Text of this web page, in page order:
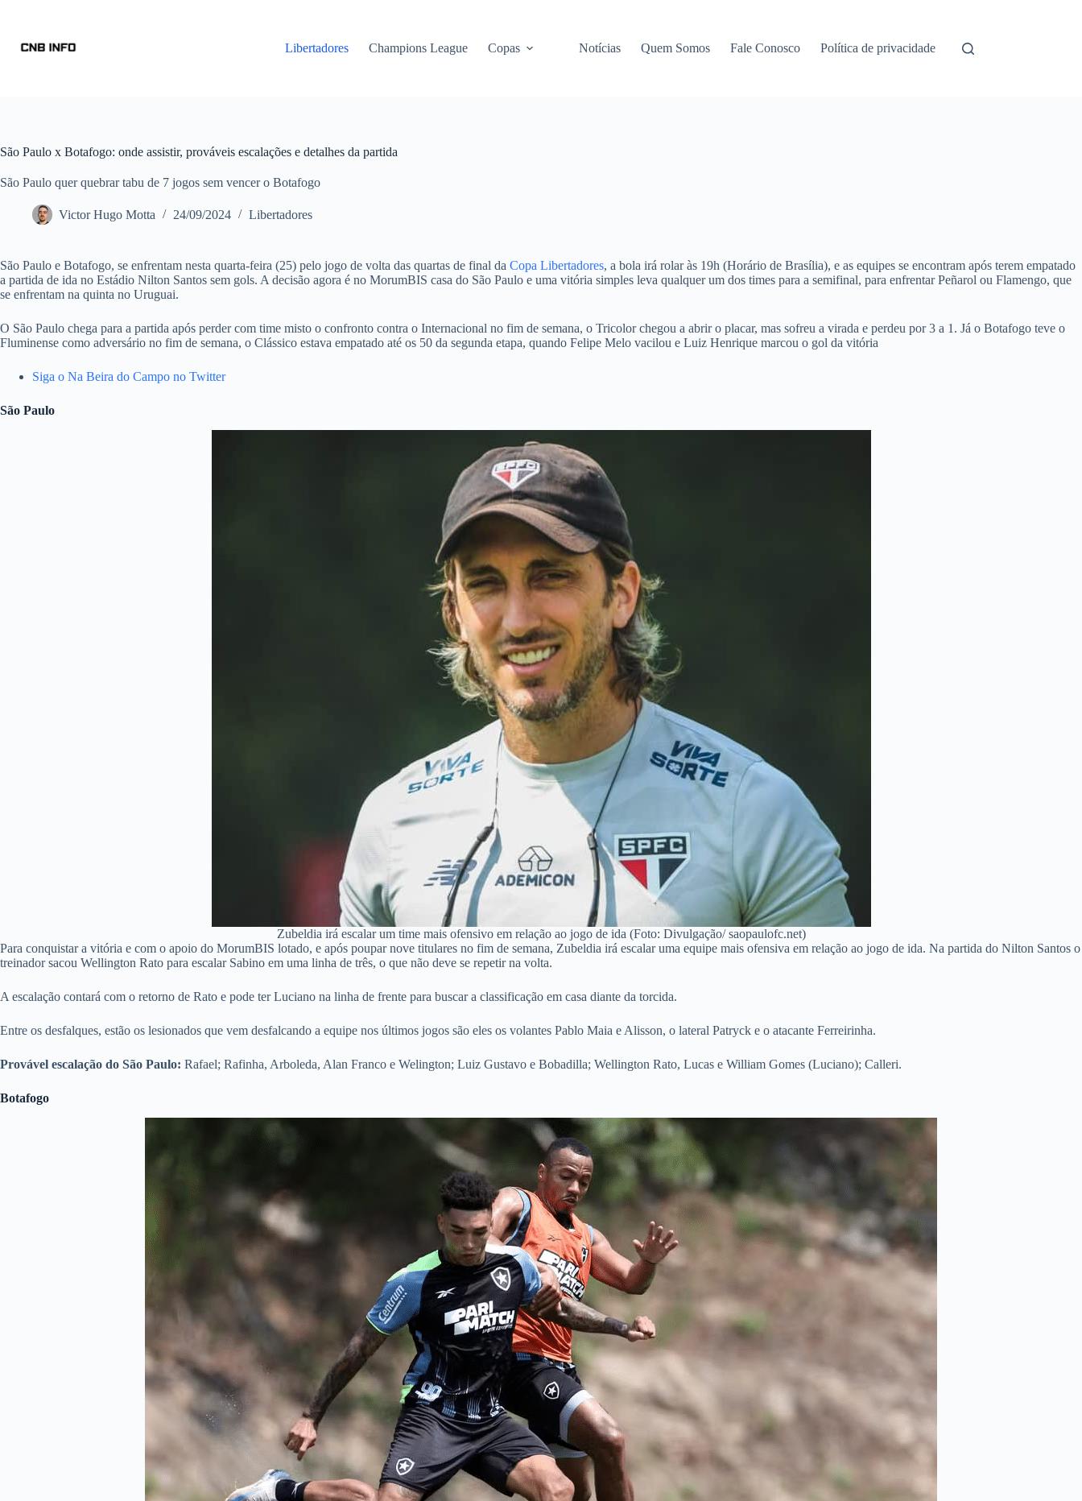
Libertadores Champions League Copas Notícias Quem Somos Fale Conosco Política de privacidade
São Paulo x Botafogo: onde assistir, prováveis escalações e detalhes da partida
São Paulo quer quebrar tabu de 7 jogos sem vencer o Botafogo
Victor Hugo Motta 24/09/2024 Libertadores
São Paulo e Botafogo, se enfrentam nesta quarta-feira (25) pelo jogo de volta das quartas de final da Copa Libertadores, a bola irá rolar às 19h (Horário de Brasília), e as equipes se encontram após terem empatado
a partida de ida no Estádio Nilton Santos sem gols. A decisão agora é no MorumBIS casa do São Paulo e uma vitória simples leva qualquer um dos times para a semifinal, para enfrentar Peñarol ou Flamengo, que
se enfrentam na quinta no Uruguai.
O São Paulo chega para a partida após perder com time misto o confronto contra o Internacional no fim de semana, o Tricolor chegou a abrir o placar, mas sofreu a virada e perdeu por 3 a 1. Já o Botafogo teve o
Fluminense como adversário no fim de semana, o Clássico estava empatado até os 50 da segunda etapa, quando Felipe Melo vacilou e Luiz Henrique marcou o gol da vitória
Siga o Na Beira do Campo no Twitter
São Paulo
Zubeldia irá escalar um time mais ofensivo em relação ao jogo de ida (Foto: Divulgação/ saopaulofc.net)
Para conquistar a vitória e com o apoio do MorumBIS lotado, e após poupar nove titulares no fim de semana, Zubeldia irá escalar uma equipe mais ofensiva em relação ao jogo de ida. Na partida do Nilton Santos o
treinador sacou Wellington Rato para escalar Sabino em uma linha de três, o que não deve se repetir na volta.
A escalação contará com o retorno de Rato e pode ter Luciano na linha de frente para buscar a classificação em casa diante da torcida.
Entre os desfalques, estão os lesionados que vem desfalcando a equipe nos últimos jogos são eles os volantes Pablo Maia e Alisson, o lateral Patryck e o atacante Ferreirinha.
Provável escalação do São Paulo: Rafael; Rafinha, Arboleda, Alan Franco e Welington; Luiz Gustavo e Bobadilla; Wellington Rato, Lucas e William Gomes (Luciano); Calleri.
Botafogo